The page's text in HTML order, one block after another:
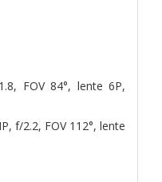
FOV 84°, lente 6P,
f/2.2, FOV 112°, lente